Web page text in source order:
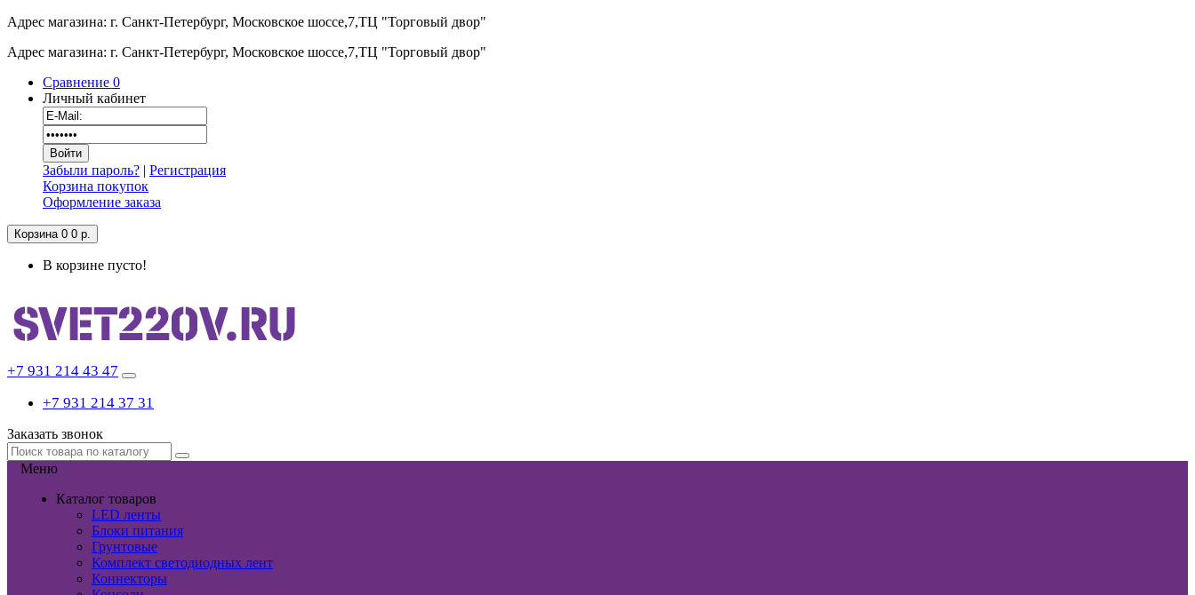
Адрес магазина: г. Санкт-Петербург, Московское шоссе,7,ТЦ "Торговый двор"
Адрес магазина: г. Санкт-Петербург, Московское шоссе,7,ТЦ "Торговый двор"
Сравнение 0
Личный кабинет
Забыли пароль? | Регистрация
Корзина покупок
Оформление заказа
Корзина 0 0 р.
В корзине пусто!
+7 931 214 43 47
+7 931 214 37 31
Заказать звонок
Меню
Каталог товаров
LED ленты
Блоки питания
Грунтовые
Комплект светодиодных лент
Коннекторы